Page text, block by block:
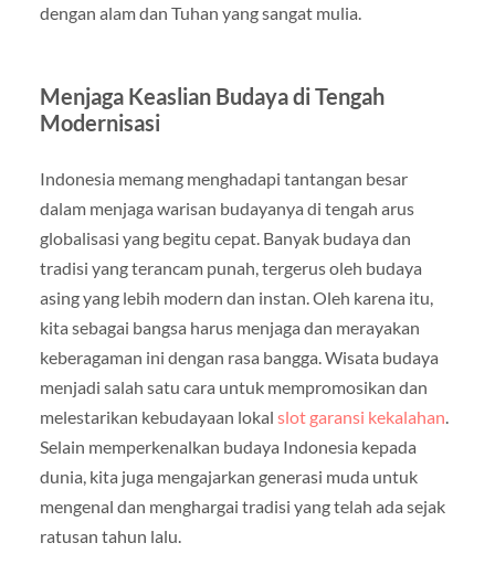
dengan alam dan Tuhan yang sangat mulia.
Menjaga Keaslian Budaya di Tengah
Modernisasi
Indonesia memang menghadapi tantangan besar
dalam menjaga warisan budayanya di tengah arus
globalisasi yang begitu cepat. Banyak budaya dan
tradisi yang terancam punah, tergerus oleh budaya
asing yang lebih modern dan instan. Oleh karena itu,
kita sebagai bangsa harus menjaga dan merayakan
keberagaman ini dengan rasa bangga. Wisata budaya
menjadi salah satu cara untuk mempromosikan dan
melestarikan kebudayaan lokal slot garansi kekalahan
Selain memperkenalkan budaya Indonesia kepada
dunia, kita juga mengajarkan generasi muda untuk
mengenal dan menghargai tradisi yang telah ada sejak
ratusan tahun lalu.